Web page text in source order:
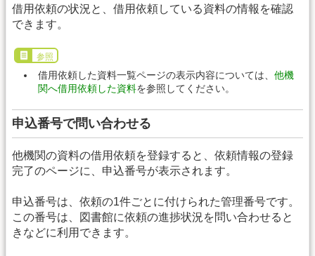
借用依頼の状況と、借用依頼している資料の情報を確認
できます。
参照
借用依頼した資料一覧ページの表示内容については、 他機
関へ借用依頼した資料を参照してください。
申込番号で問い合わせる
他機関の資料の借用依頼を登録すると、依頼情報の登録
完了のページに、申込番号が表示されます。
申込番号は、依頼の1件ごとに付けられた管理番号です。
この番号は、図書館に依頼の進捗状況を問い合わせると
きなどに利用できます。